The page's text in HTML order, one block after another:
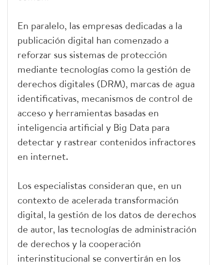
En paralelo, las empresas dedicadas a la
publicación digital han comenzado a
reforzar sus sistemas de protección
mediante tecnologías como la gestión de
derechos digitales (DRM), marcas de agua
identificativas, mecanismos de control de
acceso y herramientas basadas en
inteligencia artificial y Big Data para
detectar y rastrear contenidos infractores
en internet.
Los especialistas consideran que, en un
contexto de acelerada transformación
digital, la gestión de los datos de derechos
de autor, las tecnologías de administración
de derechos y la cooperación
interinstitucional se convertirán en los